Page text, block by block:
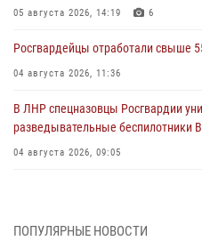
05 августа 2026, 14:19 6
Росгвардейцы отработали свыше
04 августа 2026, 11:36
В ЛНР спецназовцы Росгвардии
разведывательные беспилотники
04 августа 2026, 09:05
03 августа 2026, 13:43 1
ПОПУЛЯРНЫЕ НОВОСТИ